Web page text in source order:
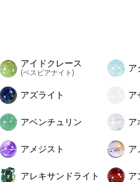
アイドクレース
(ベスビアナイト) ア
アズライト ア
アベンチュリン ア
アメジスト ア
アレキサンドライト ア